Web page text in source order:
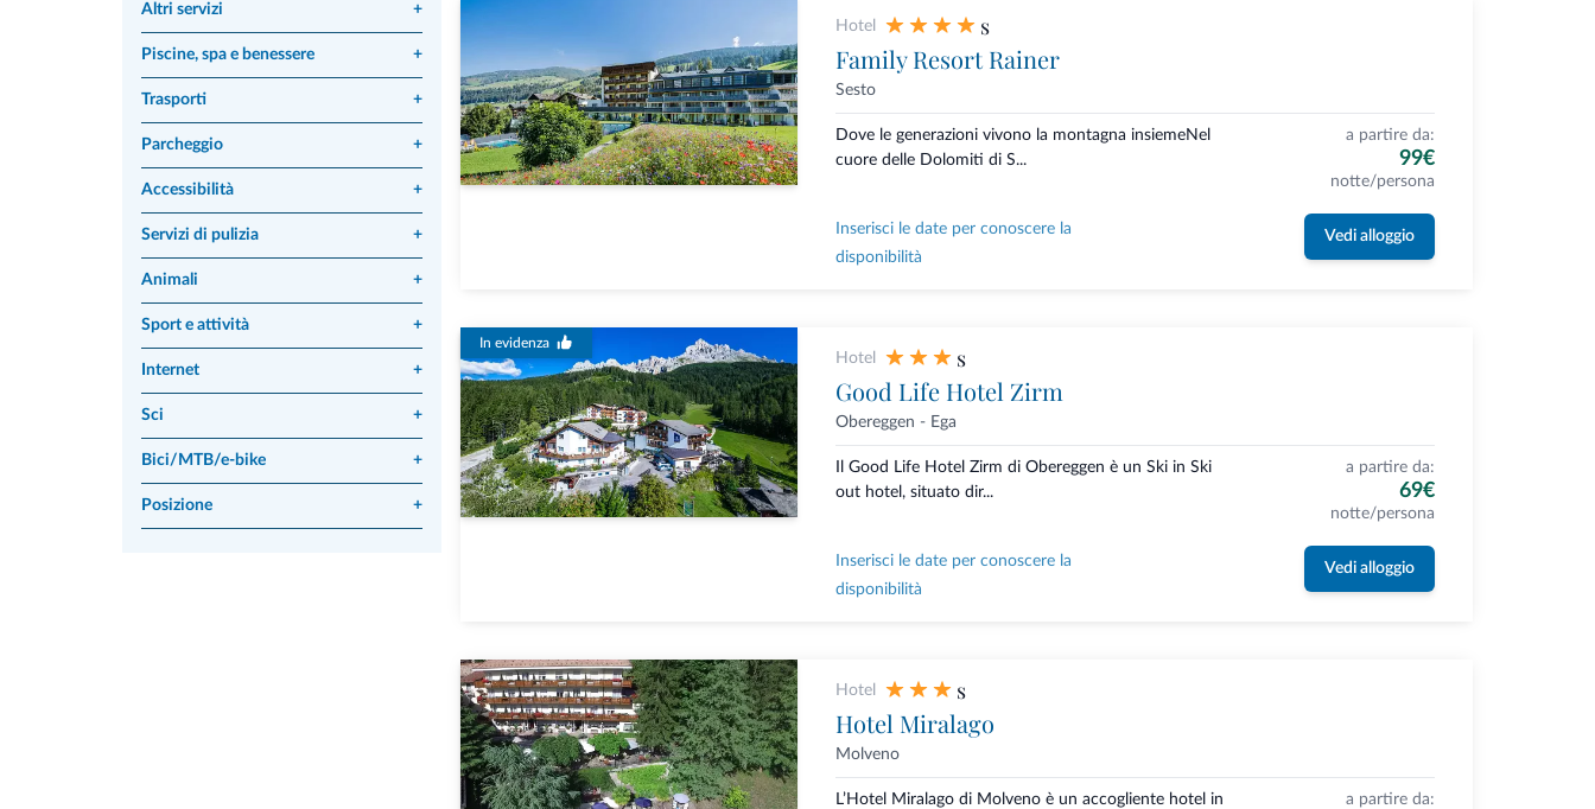
Altri servizi +
Piscine, spa e benessere +
Trasporti +
Parcheggio +
Accessibilità +
Servizi di pulizia +
Animali +
Sport e attività +
Internet +
Sci +
Bici/MTB/e-bike +
Posizione +
Hotel s
Family Resort Rainer
Sesto
Dove le generazioni vivono la montagna insiemeNel
cuore delle Dolomiti di S...
a partire da:
99€
notte/persona
Inserisci le date per conoscere la
disponibilità
Vedi alloggio
In evidenza
Hotel s
Good Life Hotel Zirm
Obereggen - Ega
Il Good Life Hotel Zirm di Obereggen è un Ski in Ski
out hotel, situato dir...
a partire da:
69€
notte/persona
Inserisci le date per conoscere la
disponibilità
Vedi alloggio
Hotel s
Hotel Miralago
Molveno
L’Hotel Miralago di Molveno è un accogliente hotel in
a partire da: